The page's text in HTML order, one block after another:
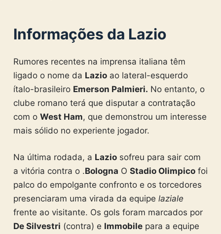
Informações da Lazio
Rumores recentes na imprensa italiana têm
ligado o nome da Lazioao lateral-esquerdo
ítalo-brasileiro Emerson Palmieri. No entanto, o
clube romano terá que disputar a contratação
com o West Ham, que demonstrou um interesse
mais sólido no experiente jogador.
Na última rodada, a Laziosofreu para sair com
a vitória contra o .Bologna O Stadio Olimpicofoi
palco do empolgante confronto e os torcedores
presenciaram uma virada da equipe laziale
frente ao visitante. Os gols foram marcados por
De Silvestri (contra) e Immobilepara a equipe